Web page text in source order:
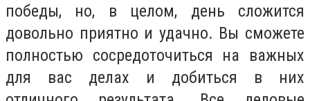
победы, но, в целом, день сложится
довольно приятно и удачно. Вы сможете
полностью сосредоточиться на важных
для вас делах и добиться в них